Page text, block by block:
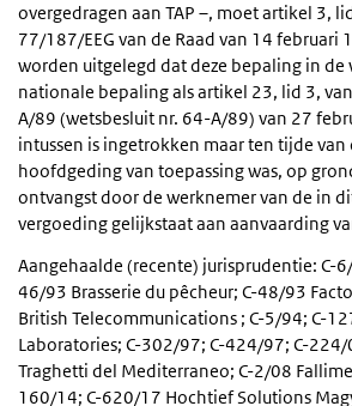
overgedragen aan TAP –, moet artikel 3,
77/187/EEG van de Raad van 14 februari
worden uitgelegd dat deze bepaling in de
nationale bepaling als artikel 23, lid 3,
A/89 (wetsbesluit nr. 64-A/89) van 27
intussen is ingetrokken maar ten tijde
hoofdgeding van toepassing was, op
ontvangst door de werknemer van de in
vergoeding gelijkstaat aan aanvaarding
Aangehaalde (recente) jurisprudentie: C-
46/93 Brasserie du pêcheur; C-48/93
British Telecommunications ; C-5/94; C-
Laboratories; C-302/97; C-424/97; C-
Traghetti del Mediterraneo; C-2/08
160/14; C-620/17 Hochtief Solutions